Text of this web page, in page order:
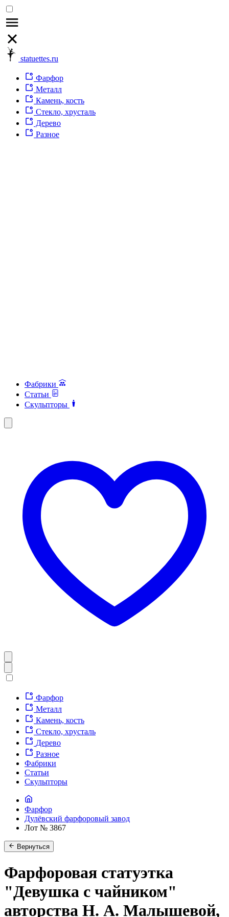
statuettes.ru
Фарфор
Металл
Камень, кость
Стекло, хрусталь
Дерево
Разное
Фабрики
Статьи
Скульпторы
Фарфор
Металл
Камень, кость
Стекло, хрусталь
Дерево
Разное
Фабрики
Статьи
Скульпторы
Фарфор
Дулёвский фарфоровый завод
Лот № 3867
Вернуться
Фарфоровая статуэтка
"Девушка с чайником"
авторства Н. А. Малышевой,